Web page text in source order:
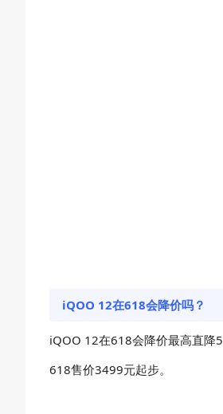
iQOO 12在618会降价吗？
iQOO 12在618会降价最高直降
618售价3499元起步。